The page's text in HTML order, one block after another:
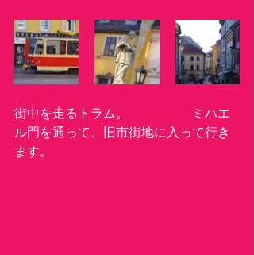
街中を走るトラム。　　　　　ミハエ
ル門を通って、旧市街地に入って行き
ます。